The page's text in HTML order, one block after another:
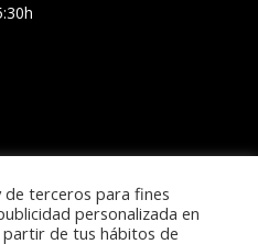
de terceros para fines
personalizada en
de tus hábitos de